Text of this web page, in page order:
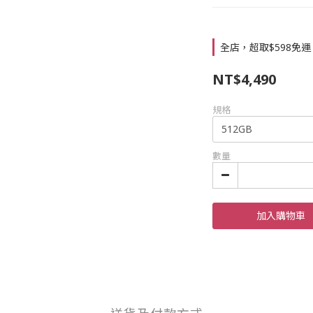
全店，超取$598免運
NT$4,490
規格
數量
加入購物車